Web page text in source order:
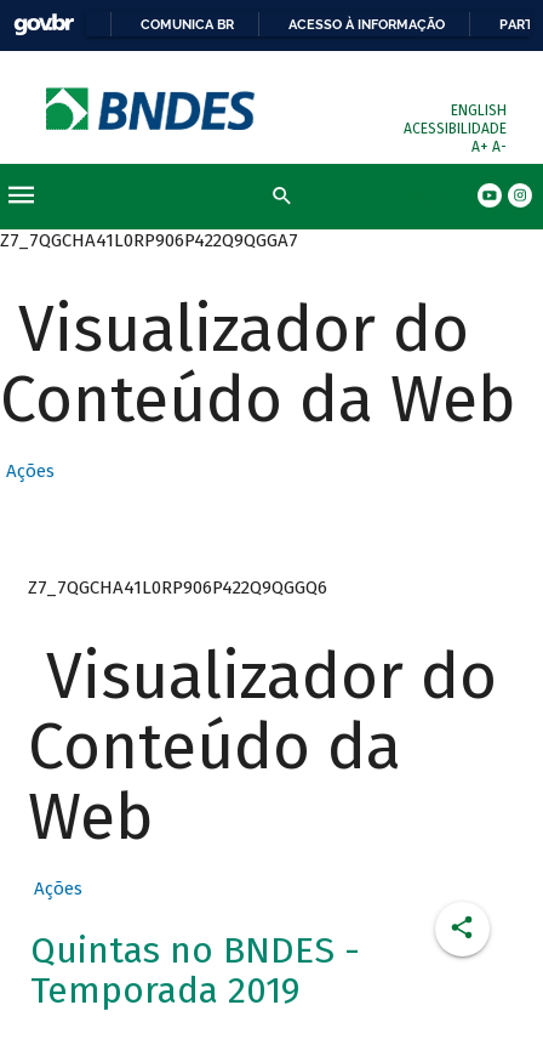
COMUNICA BR ACESSO À INFORMAÇÃO
ENGLISH
ACESSIBILIDADE
A+ A-
Z7_7QGCHA41L0RP906P422Q9QGGA7
Visualizador do
Conteúdo da Web
Ações
Z7_7QGCHA41L0RP906P422Q9QGGQ6
Visualizador do
Conteúdo da
Web
Ações
Quintas no BNDES -
Temporada 2019